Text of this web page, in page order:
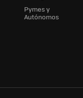
Pymes y
Autónomos